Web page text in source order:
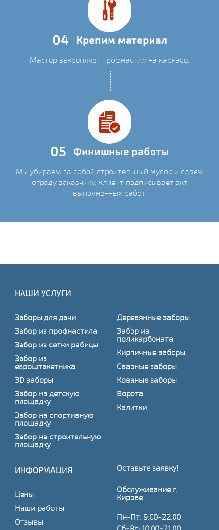
04 Крепим материал
Мастер закрепляет профнастил на каркасе.
05 Финишные работы
Мы убираем за собой строительный мусор и сдаем
ограду заказчику. Клиент подписывает акт
выполненных работ.
НАШИ УСЛУГИ
Заборы для дачи
Забор из профнастила
Забор из сетки рабицы
Забор из
евроштакетника
3D заборы
Забор на детскую
площадку
Забор на спортивную
площадку
Забор на строительную
площадку
Деревянные заборы
Забор из
поликарбоната
Кирпичные заборы
Сварные заборы
Кованые заборы
Ворота
Калитки
ИНФОРМАЦИЯ
Цены
Наши работы
Отзывы
Оставьте заявку!
Обслуживание г.
Кирове
Пн-Пт: 9.00-22.00